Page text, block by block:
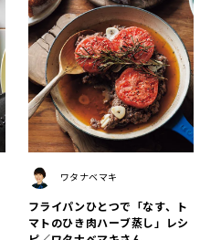
ワタナベマキ
フライパンひとつで「なす、ト
マトのひき肉ハーブ蒸し」レシ